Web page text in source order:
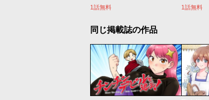
1話無料
1話無料
同じ掲載誌の作品